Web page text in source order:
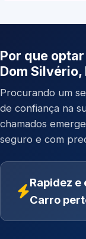
Por que
Dom Silvério,
Procurando um
de confiança na
chamados
seguro e com
Rapidez
Carro